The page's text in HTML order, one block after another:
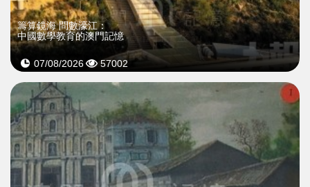
籌算鏡海 問數濠江：
中國數學教育的澳門記憶
07/08/2026 57002